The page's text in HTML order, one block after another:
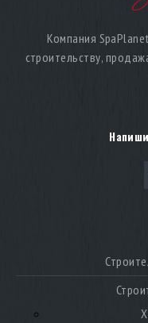
Компания
строительству,